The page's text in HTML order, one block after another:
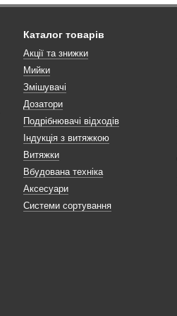
Каталог товарів
Акції та знижки
Мийки
Змішувачі
Дозатори
Подрібнювачі відходів
Індукція з витяжкою
Витяжки
Вбудована техніка
Аксесуари
Системи сортування